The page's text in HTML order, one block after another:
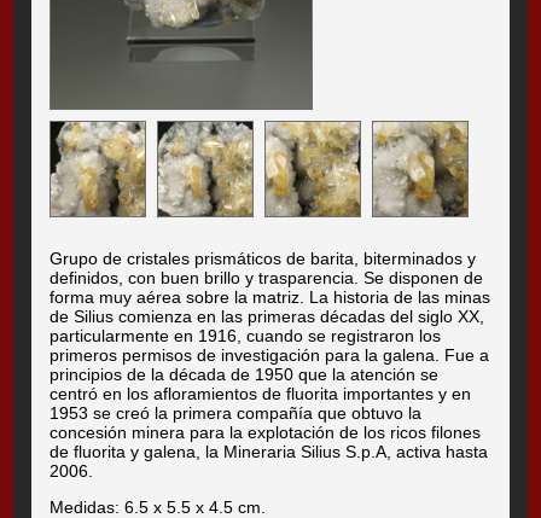
Grupo de cristales prismáticos de barita, biterminados y
definidos, con buen brillo y trasparencia. Se disponen de
forma muy aérea sobre la matriz. La historia de las minas
de Silius comienza en las primeras décadas del siglo XX,
particularmente en 1916, cuando se registraron los
primeros permisos de investigación para la galena. Fue a
principios de la década de 1950 que la atención se
centró en los afloramientos de fluorita importantes y en
1953 se creó la primera compañía que obtuvo la
concesión minera para la explotación de los ricos filones
de fluorita y galena, la Mineraria Silius S.p.A, activa hasta
2006.
Medidas: 6.5 x 5.5 x 4.5 cm.